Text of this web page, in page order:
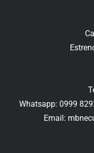
Whatsapp: 0999
Email: